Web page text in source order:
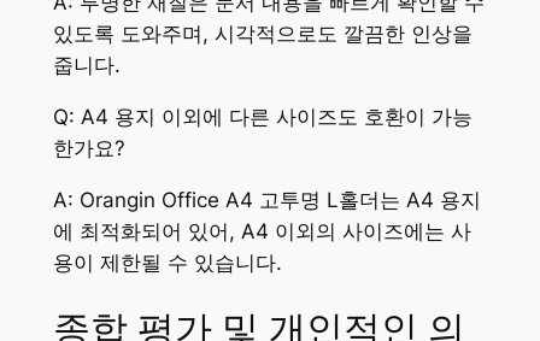
있도록 도와주며, 시각적으로도 깔끔한 인상을
줍니다.
Q: A4 용지 이외에 다른 사이즈도 호환이 가능
한가요?
A: Orangin Office A4 고투명 L홀더는 A4 용지
에 최적화되어 있어, A4 이외의 사이즈에는 사
용이 제한될 수 있습니다.
종합 평가 및 개인적인 의